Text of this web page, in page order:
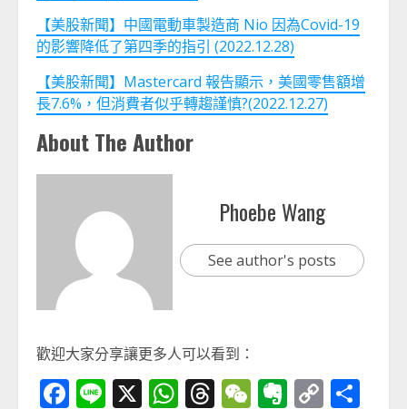
【美股新聞】中國電動車製造商 Nio 因為Covid-19
的影響降低了第四季的指引 (2022.12.28)
【美股新聞】Mastercard 報告顯示，美國零售額增
長7.6%，但消費者似乎轉趨謹慎?(2022.12.27)
About The Author
Phoebe Wang
See author's posts
歡迎大家分享讓更多人可以看到：
Facebook
Line
X WhatsApp
Threads
WeChat
Evernote
Copy